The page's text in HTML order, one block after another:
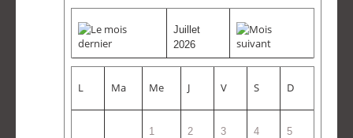
Juillet
2026
L Ma Me J V S D
1 2 3 4 5